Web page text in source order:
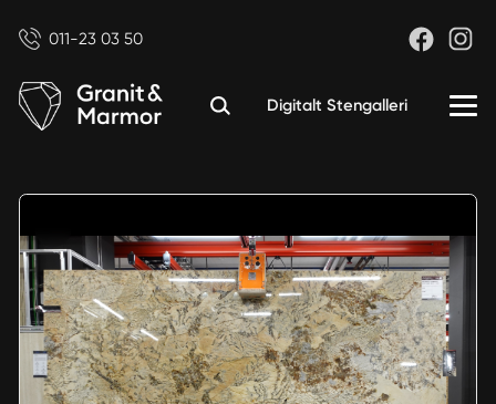
011-23 03 50
Digitalt Stengalleri